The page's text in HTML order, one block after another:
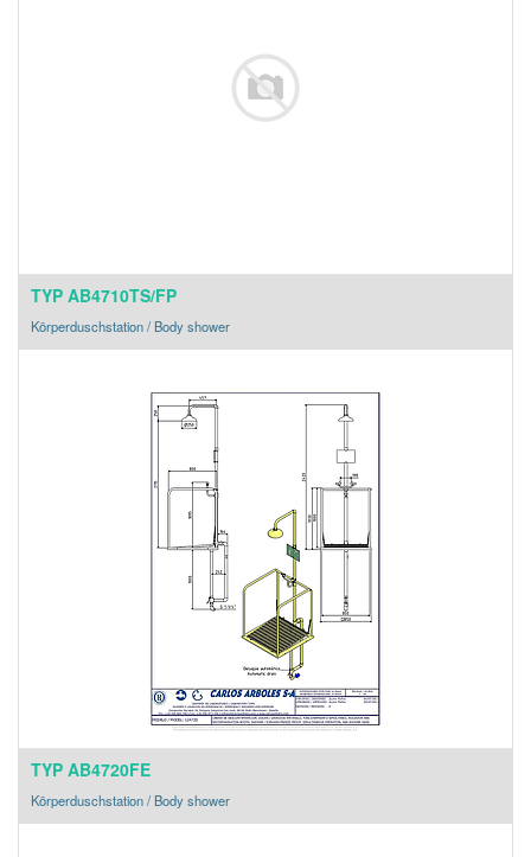
TYP AB4710TS/FP
Körperduschstation / Body shower
TYP AB4720FE
Körperduschstation / Body shower